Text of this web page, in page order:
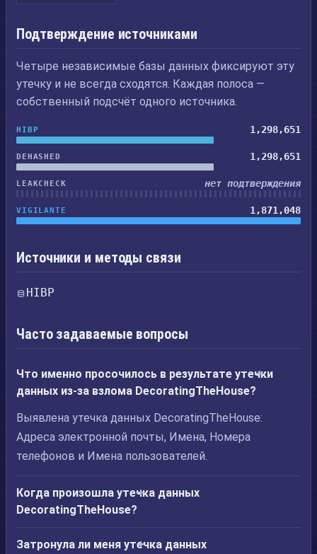
Подтверждение источниками
Четыре независимые базы данных фиксируют эту
утечку и не всегда сходятся. Каждая полоса —
собственный подсчёт одного источника.
HIBP 1,298,651
DEHASHED 1,298,651
LEAKCHECK нет подтверждения
VIGILANTE 1,871,048
Источники и методы связи
HIBP
Часто задаваемые вопросы
Что именно просочилось в результате утечки
данных из-за взлома DecoratingTheHouse?
Выявлена утечка данных DecoratingTheHouse:
Адреса электронной почты, Имена, Номера
телефонов и Имена пользователей.
Когда произошла утечка данных
DecoratingTheHouse?
Затронула ли меня утечка данных